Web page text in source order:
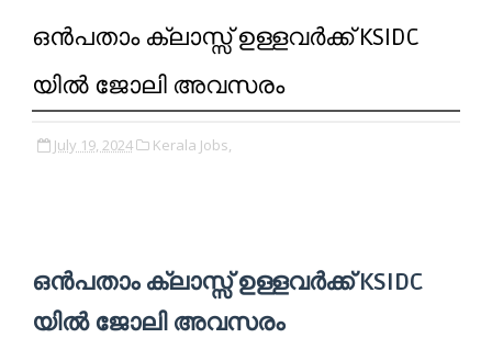
ഒന്‍പതാം ക്ലാസ്സ്‌ ഉള്ളവര്‍ക്ക് KSIDC
യില്‍ ജോലി അവസരം
July 19, 2024 Kerala Jobs,
ഒന്‍പതാം ക്ലാസ്സ്‌ ഉള്ളവര്‍ക്ക് KSIDC
യില്‍ ജോലി അവസരം